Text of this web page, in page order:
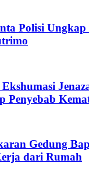
Polisi Ungkap
Ekshumasi
Penyebab
Gedung
dari Rumah